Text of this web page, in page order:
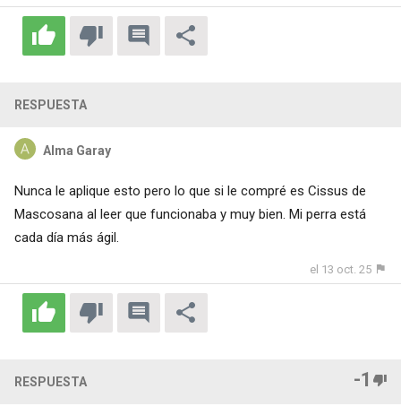
RESPUESTA
Alma Garay
Nunca le aplique esto pero lo que si le compré es Cissus de
Mascosana al leer que funcionaba y muy bien. Mi perra está
cada día más ágil.
el 13 oct. 25
RESPUESTA -1